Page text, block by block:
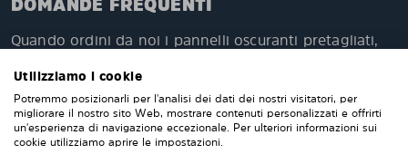
Quando ordini da noi i pannelli oscuranti pretagliati,
misura per i vetri della tua auto. Non devi tagliare o
rifinire nulla da solo. I nostri pannelli parasole
vengono consegnati pretagliati con una vestibilità
perfetta. Abbiamo pannelli oscurati pretagliati per
Utilizziamo i cookie
Potremmo posizionarli per l'analisi dei dati dei nostri visitatori, per
migliorare il nostro sito Web, mostrare contenuti personalizzati e offrirti
un'esperienza di navigazione eccezionale. Per ulteriori informazioni sui
cookie utilizziamo aprire le impostazioni.